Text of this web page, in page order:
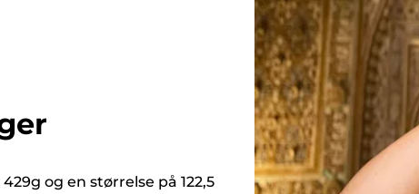
og en størrelse på 122,5